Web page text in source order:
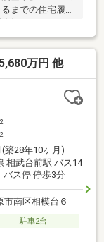
までの住宅履歴
継ぐことが可能
確認下さい。●
幅員は約
まで徒歩2分。
】●「2LDK」
)。●カースペー
万円 他
2
2
築28年10ヶ月)
相武台前駅 バス14
ス停 停歩3分
市南区相模台６
駐車2台